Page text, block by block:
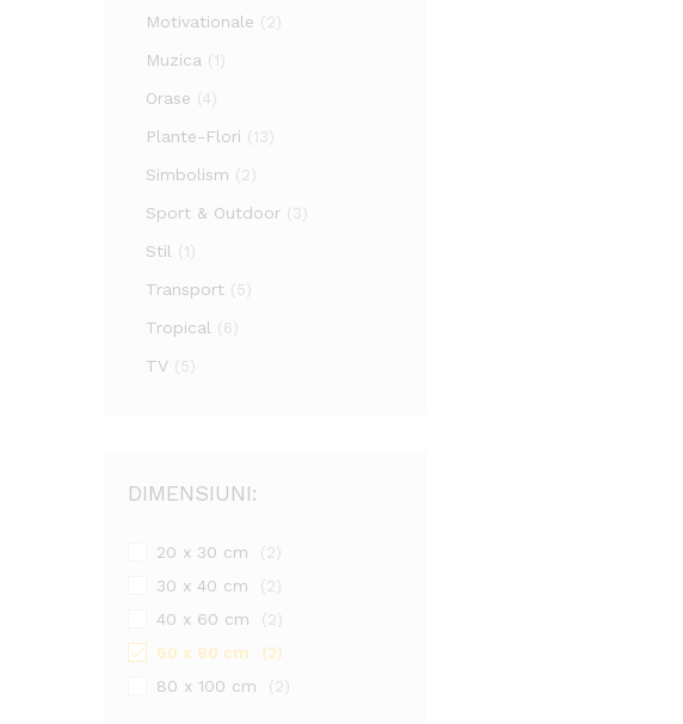
Motivationale (2)
Muzica (1)
Orase (4)
Plante-Flori (13)
Simbolism (2)
Sport & Outdoor (3)
Stil (1)
Transport (5)
Tropical (6)
TV (5)
DIMENSIUNI:
20 x 30 cm (2)
30 x 40 cm (2)
40 x 60 cm (2)
60 x 80 cm (2)
80 x 100 cm (2)